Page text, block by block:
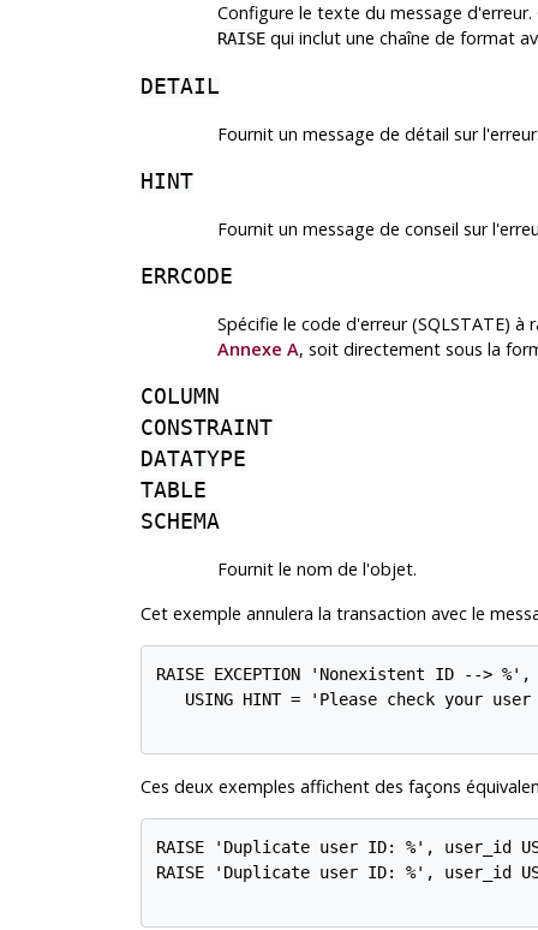
Configure le texte du message
RAISEqui inclut une chaîne de format
DETAIL
Fournit un message de détail sur
HINT
Fournit un message de conseil sur
ERRCODE
Spécifie le code d'erreur (SQLSTATE)
Annexe A, soit directement sous la
COLUMN
CONSTRAINT
DATATYPE
TABLE
SCHEMA
Fournit le nom de l'objet.
Cet exemple annulera la transaction avec le
RAISE EXCEPTION 'Nonexistent ID -->
USING HINT = 'Please check your user
Ces deux exemples affichent des façons
RAISE 'Duplicate user ID: %', user_id
RAISE 'Duplicate user ID: %', user_id